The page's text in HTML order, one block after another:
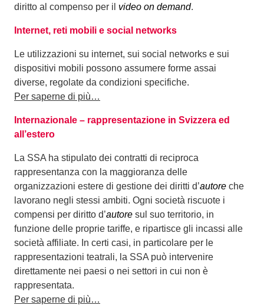
diritto al compenso per il video on demand.
Internet, reti mobili e social networks
Le utilizzazioni su internet, sui social networks e sui
dispositivi mobili possono assumere forme assai
diverse, regolate da condizioni specifiche.
Per saperne di più…
Internazionale – rappresentazione in Svizzera ed
all’estero
La SSA ha stipulato dei contratti di reciproca
rappresentanza con la maggioranza delle
organizzazioni estere di gestione dei diritti d’autore che
lavorano negli stessi ambiti. Ogni società riscuote i
compensi per diritto d’autore sul suo territorio, in
funzione delle proprie tariffe, e ripartisce gli incassi alle
società affiliate. In certi casi, in particolare per le
rappresentazioni teatrali, la SSA può intervenire
direttamente nei paesi o nei settori in cui non è
rappresentata.
Per saperne di più…